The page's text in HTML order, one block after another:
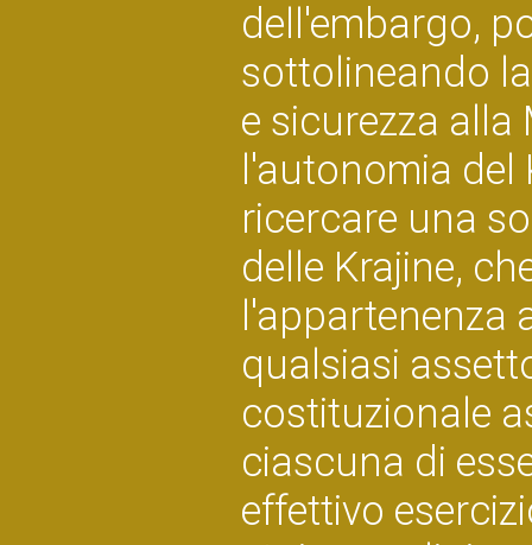
dell'embargo,
sottolineando
e sicurezza
l'autonomia
ricercare una
delle Krajine,
l'appartenenza
qualsiasi
costituzionale
ciascuna di
effettivo